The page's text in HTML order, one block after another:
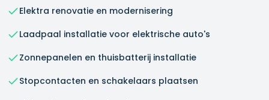
Elektra renovatie en modernisering
Laadpaal installatie voor elektrische auto's
Zonnepanelen en thuisbatterij installatie
Stopcontacten en schakelaars plaatsen